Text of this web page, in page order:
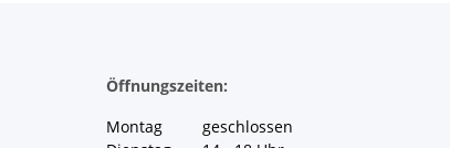
Öffnungszeiten:
Montag geschlossen